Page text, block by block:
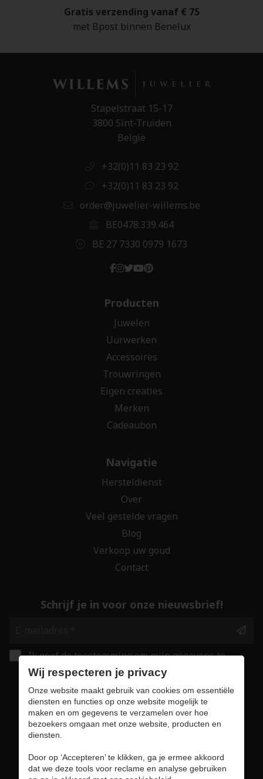
Gratis verzending vanaf € 75
met Bpost binnen Benelux
Stapelstraat 15-17
3800 Sint-Truiden
België
+32(0)11 83 23 92
+32(0)11 83 23 92
order@juwelier-willems.be
BE0478.339.464
BE 27 7330 0979 1673
Producten
Juwelen
Uurwerken
Accessoires
Trouwringen
Eigen creaties
Merken
Cadeaubon
Navigatie
Hersteldienst
Over
Veel gestelde vragen
Blog
Verkoop uw goud
Contact
Schrijf je in voor onze nieuwsbrief!
Ik geef de toestemming om mijn gegevens te
bewaren en verwerken zoals aangegeven in
onze
privacy statement. *
Veilig online winkelen
Wij respecteren je privacy
Onze website maakt gebruik van cookies om essentiële
diensten en functies op onze website mogelijk te
maken en om gegevens te verzamelen over hoe
bezoekers omgaan met onze website, producten en
diensten.
Door op ‘Accepteren’ te klikken, ga je ermee akkoord
dat we deze tools voor reclame en analyse gebruiken